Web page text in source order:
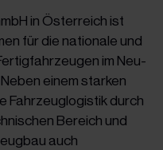
in Österreich ist
für die nationale und
im Neu-
einem starken
Fahrzeuglogistik durch
Bereich und
auch